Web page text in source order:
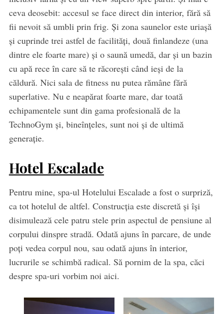
ceva deosebit: accesul se face direct din interior, fără să
fii nevoit să umbli prin frig. Și zona saunelor este uriașă
și cuprinde trei astfel de facilități, două finlandeze (una
dintre ele foarte mare) și o saună umedă, dar și un bazin
cu apă rece în care să te răcorești când ieși de la
căldură. Nici sala de fitness nu putea rămâne fără
superlative. Nu e neapărat foarte mare, dar toată
echipamentele sunt din gama profesională de la
TechnoGym și, bineînțeles, sunt noi și de ultimă
generație.
Hotel Escalade
Pentru mine, spa-ul Hotelului Escalade a fost o surpriză,
ca tot hotelul de altfel. Construcția este discretă și își
disimulează cele patru stele prin aspectul de pensiune al
corpului dinspre stradă. Odată ajuns în parcare, de unde
poți vedea corpul nou, sau odată ajuns în interior,
lucrurile se schimbă radical. Să pornim de la spa, căci
despre spa-uri vorbim noi aici.